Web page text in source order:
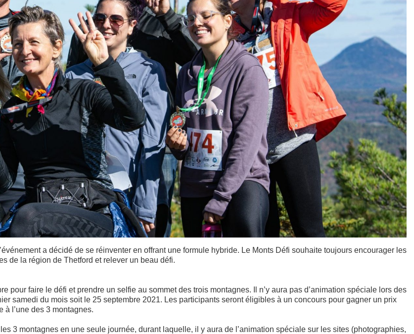
a décidé de se réinventer en offrant une formule hybride. Le Monts Défi souhaite toujours encourager les
de la région de Thetford et relever un beau défi.
pour faire le défi et prendre un selfie au sommet des trois montagnes. Il n’y aura pas d’animation spéciale lors des
samedi du mois soit le 25 septembre 2021. Les participants seront éligibles à un concours pour gagner un prix
l’une des 3 montagnes.
3 montagnes en une seule journée, durant laquelle, il y aura de l’animation spéciale sur les sites (photographies,